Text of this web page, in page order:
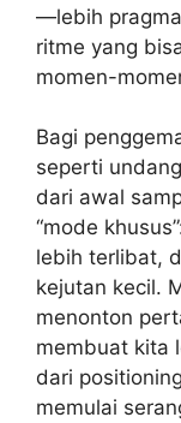
—lebih
ritme yang
momen-
Bagi
seperti
dari awal
“mode
lebih terlibat,
kejutan kecil.
menonton
membuat kita
dari
memulai